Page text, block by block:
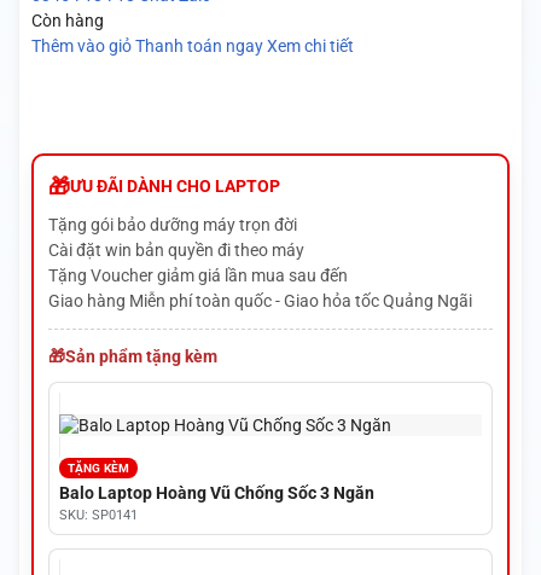
Còn hàng
Thêm vào giỏ Thanh toán ngay Xem chi tiết
ƯU ĐÃI DÀNH CHO LAPTOP
Tặng gói bảo dưỡng máy trọn đời
Cài đặt win bản quyền đi theo máy
Tặng Voucher giảm giá lần mua sau đến
Giao hàng Miễn phí toàn quốc - Giao hỏa tốc Quảng Ngãi
Sản phẩm tặng kèm
TẶNG KÈM
Balo Laptop Hoàng Vũ Chống Sốc 3 Ngăn
SKU: SP0141